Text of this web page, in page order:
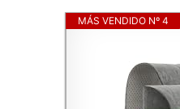
MÁS VENDIDO Nº 4